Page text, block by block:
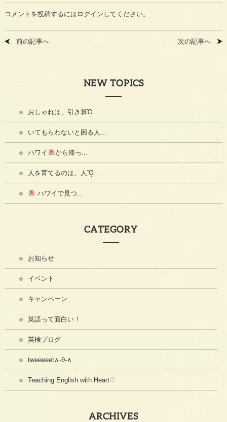
コメントを投稿するには ログイン してください。
前の記事へ 次の記事へ
NEW TOPICS
おしゃれは、引き算Ὀ...
いてもらわないと困る人...
ハワイ から帰っ...
人を育てるのは、人ᾫ...
ハワイで見つ...
CATEGORY
お知らせ
イベント
キャンペーン
英語って面白い！
英検ブログ
tweeeeet∧-θ-∧
Teaching English with Heart♡
ARCHIVES